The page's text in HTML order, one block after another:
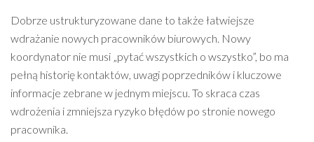
Dobrze ustrukturyzowane dane to także łatwiejsze
wdrażanie nowych pracowników biurowych. Nowy
koordynator nie musi „pytać wszystkich o wszystko”, bo ma
pełną historię kontaktów, uwagi poprzedników i kluczowe
informacje zebrane w jednym miejscu. To skraca czas
wdrożenia i zmniejsza ryzyko błędów po stronie nowego
pracownika.